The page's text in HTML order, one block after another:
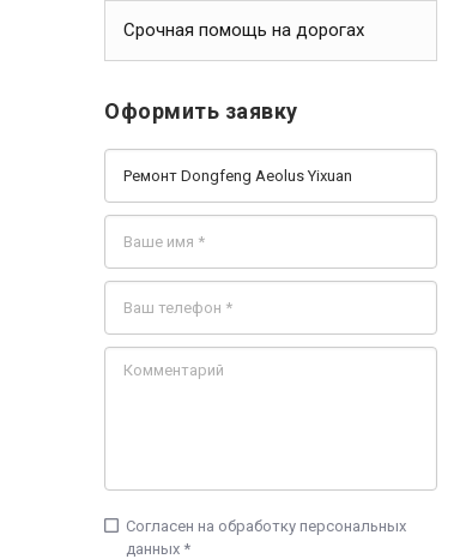
Срочная помощь на дорогах
Оформить заявку
check_box_outline_blank Согласен на обработку персональных
данных *